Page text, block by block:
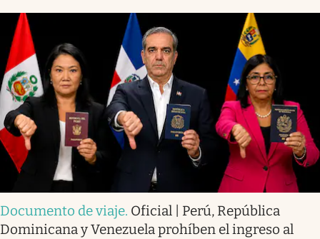
Documento de viaje. Oficial | Perú, República
Dominicana y Venezuela prohíben el ingreso al